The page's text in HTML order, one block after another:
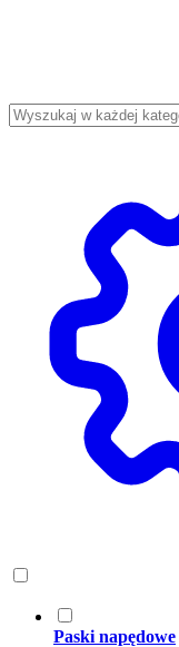
Paski napędowe